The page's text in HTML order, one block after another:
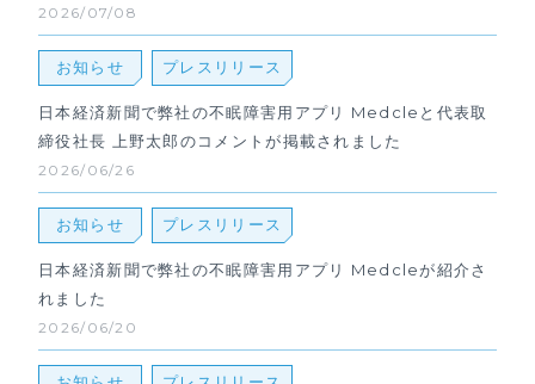
2026/07/08
2026/06/26
お知らせ プレスリリース
日本経済新聞で弊社の不眠障害用アプリ Medcleと代表取
締役社長 上野太郎のコメントが掲載されました
2026/06/20
お知らせ プレスリリース
日本経済新聞で弊社の不眠障害用アプリ Medcleが紹介さ
れました